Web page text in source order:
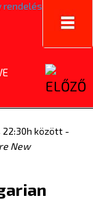
22:30h között -
New